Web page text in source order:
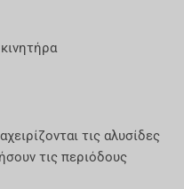
τις αλυσίδες
τις περιόδους